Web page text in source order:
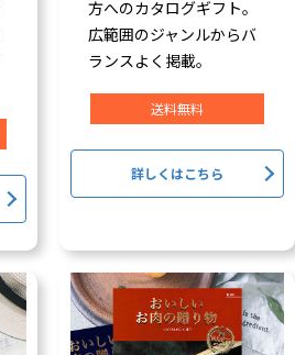
方へのカタログギフト。
広範囲のジャンルからバ
ランスよく掲載。
送料無料
詳しくはこちら